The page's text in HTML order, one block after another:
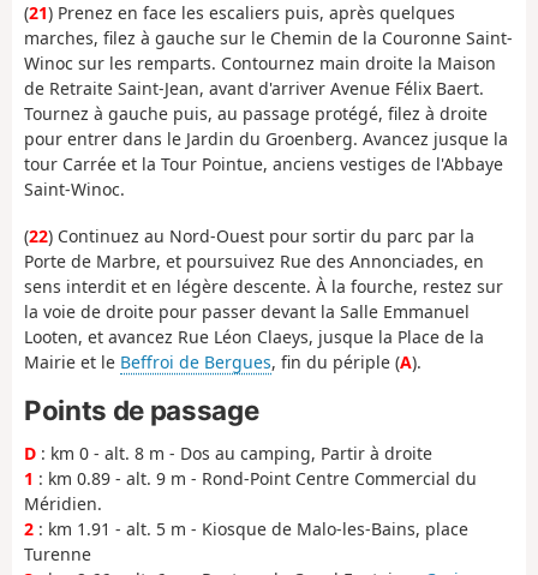
(21) Prenez en face les escaliers puis, après quelques
marches, filez à gauche sur le Chemin de la Couronne Saint-
Winoc sur les remparts. Contournez main droite la Maison
de Retraite Saint-Jean, avant d'arriver Avenue Félix Baert.
Tournez à gauche puis, au passage protégé, filez à droite
pour entrer dans le Jardin du Groenberg. Avancez jusque la
tour Carrée et la Tour Pointue, anciens vestiges de l'Abbaye
Saint-Winoc.
(22) Continuez au Nord-Ouest pour sortir du parc par la
Porte de Marbre, et poursuivez Rue des Annonciades, en
sens interdit et en légère descente. À la fourche, restez sur
la voie de droite pour passer devant la Salle Emmanuel
Looten, et avancez Rue Léon Claeys, jusque la Place de la
Mairie et le Beffroi de Bergues, fin du périple (A).
Points de passage
D : km 0 - alt. 8 m - Dos au camping, Partir à droite
1 : km 0.89 - alt. 9 m - Rond-Point Centre Commercial du
Méridien.
2 : km 1.91 - alt. 5 m - Kiosque de Malo-les-Bains, place
Turenne